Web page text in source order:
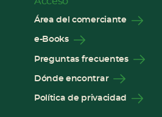
Área del comerciante
e-Books
Preguntas frecuentes
Dónde encontrar
Política de privacidad